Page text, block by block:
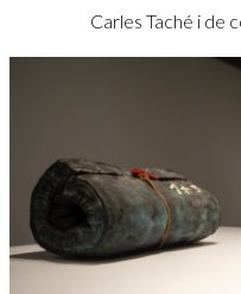
Carles Taché i de